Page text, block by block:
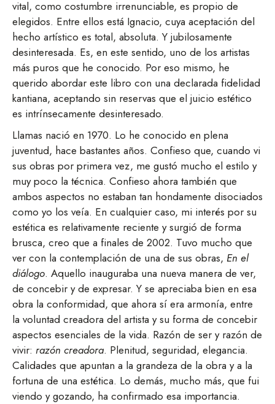
vital, como costumbre irrenunciable, es propio de
elegidos. Entre ellos está Ignacio, cuya aceptación del
hecho artístico es total, absoluta. Y jubilosamente
desinteresada. Es, en este sentido, uno de los artistas
más puros que he conocido. Por eso mismo, he
querido abordar este libro con una declarada fidelidad
kantiana, aceptando sin reservas que el juicio estético
es intrínsecamente desinteresado.
Llamas nació en 1970. Lo he conocido en plena
juventud, hace bastantes años. Confieso que, cuando vi
sus obras por primera vez, me gustó mucho el estilo y
muy poco la técnica. Confieso ahora también que
ambos aspectos no estaban tan hondamente disociados
como yo los veía. En cualquier caso, mi interés por su
estética es relativamente reciente y surgió de forma
brusca, creo que a finales de 2002. Tuvo mucho que
ver con la contemplación de una de sus obras, En el
diálogo. Aquello inauguraba una nueva manera de ver,
de concebir y de expresar. Y se apreciaba bien en esa
obra la conformidad, que ahora sí era armonía, entre
la voluntad creadora del artista y su forma de concebir
aspectos esenciales de la vida. Razón de ser y razón de
vivir: razón creadora. Plenitud, seguridad, elegancia.
Calidades que apuntan a la grandeza de la obra y a la
fortuna de una estética. Lo demás, mucho más, que fui
viendo y gozando, ha confirmado esa importancia.